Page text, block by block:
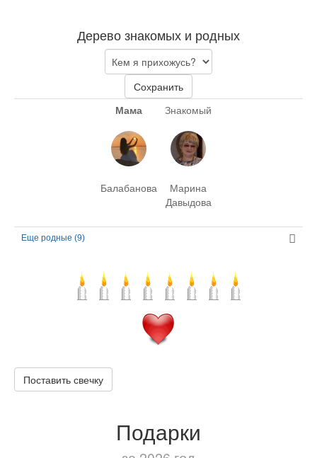
Дерево знакомых и родных
Сохранить
Мама
Балабанова
Знакомый
Марина
Давыдова
Еще родные (9)
Поставить свечку
Подарки